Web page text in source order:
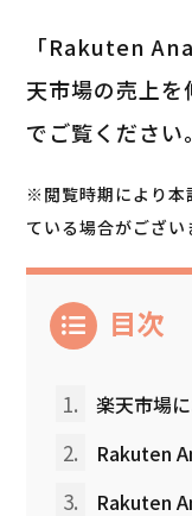
「Rakuten
天市場の売上
でご覧ください。
※閲覧時期により本
ている場合がござい
目次
1. 楽天市場
2. Rakuten
3. Rakuten